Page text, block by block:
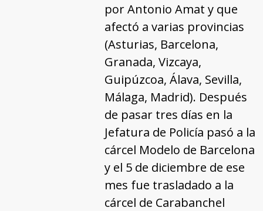
por Antonio Amat y que
afectó a varias provincias
(Asturias, Barcelona,
Granada, Vizcaya,
Guipúzcoa, Álava, Sevilla,
Málaga, Madrid). Después
de pasar tres días en la
Jefatura de Policía pasó a la
cárcel Modelo de Barcelona
y el 5 de diciembre de ese
mes fue trasladado a la
cárcel de Carabanchel